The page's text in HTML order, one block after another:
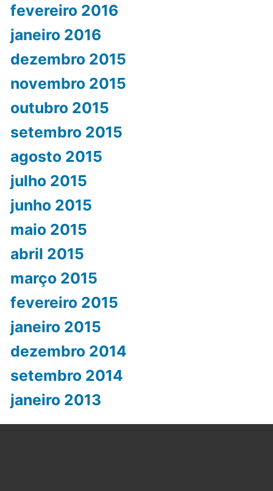
fevereiro 2016
janeiro 2016
dezembro 2015
novembro 2015
outubro 2015
setembro 2015
agosto 2015
julho 2015
junho 2015
maio 2015
abril 2015
março 2015
fevereiro 2015
janeiro 2015
dezembro 2014
setembro 2014
janeiro 2013